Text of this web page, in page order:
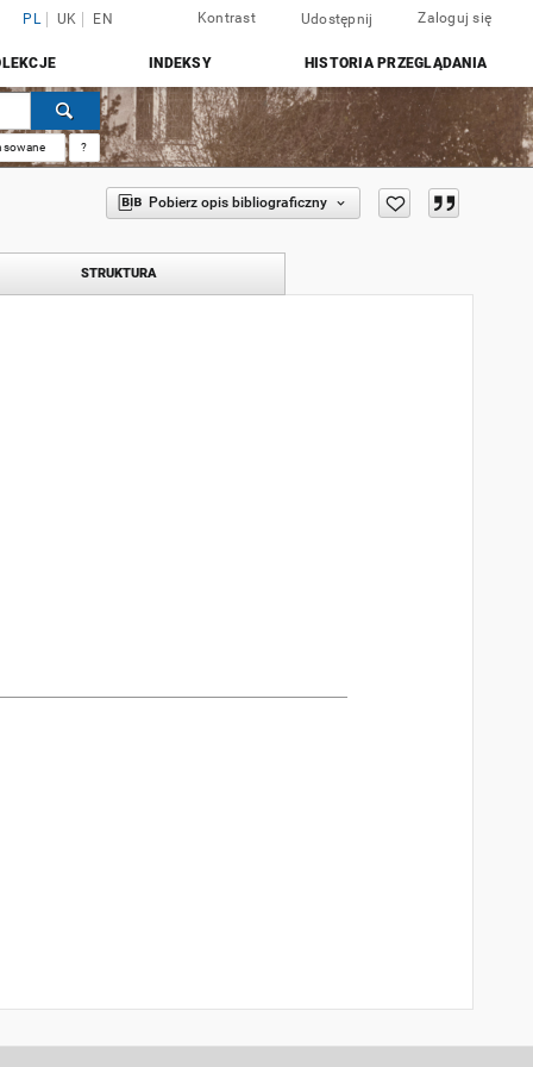
PL UK EN Kontrast Udostępnij Zaloguj się
INDEKSY HISTORIA PRZEGLĄDANIA
?
Pobierz opis bibliograficzny
STRUKTURA